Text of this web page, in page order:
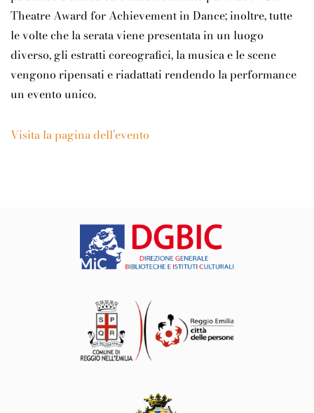
Theatre Award for Achievement in Dance; inoltre, tutte
le volte che la serata viene presentata in un luogo
diverso, gli estratti coreografici, la musica e le scene
vengono ripensati e riadattati rendendo la performance
un evento unico.
Visita la pagina dell’evento